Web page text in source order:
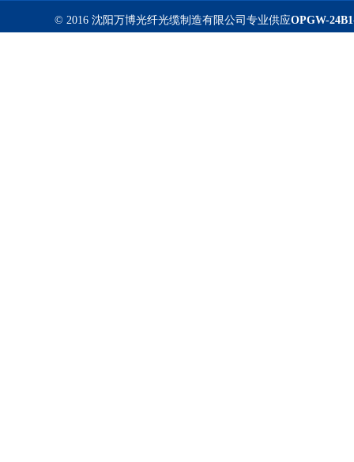
© 2016 沈阳万博光纤光缆制造有限公司专业供应OPGW-